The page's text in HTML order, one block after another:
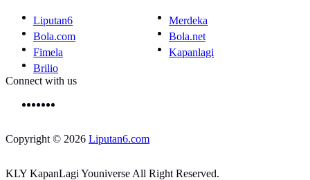
Liputan6
Merdeka
Bola.com
Bola.net
Fimela
Kapanlagi
Brilio
Connect with us
Copyright © 2026 Liputan6.com
KLY KapanLagi Youniverse All Right Reserved.